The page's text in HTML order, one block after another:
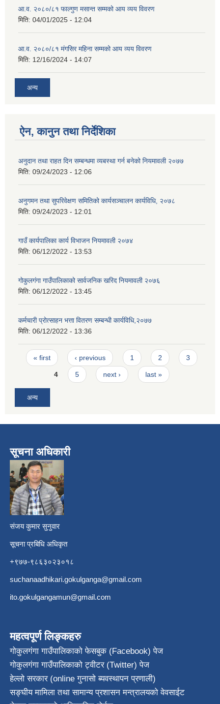
आ.व. २०८०/८१ फाल्गुण मसान्त सम्मको आय व्यय विवरण
मिति: 04/01/2025 - 12:04
आ.व. २०८०/८१ मंगसिर महिना सम्मको आय व्यय विवरण
मिति: 12/16/2024 - 14:07
अन्य
ऐन, कानुन तथा निर्देशिका
अनुदान तथा राहत दिन सम्बन्धमा व्यबस्था गर्न बनेको नियमावली २०७७
मिति: 09/24/2023 - 12:06
अनुगमन तथा सुपरिवेक्षण समितिको कार्यसञ्चालन कार्यविधि, २०७८
मिति: 09/24/2023 - 12:01
गाउँ कार्यपालिका कार्य विभाजन नियमावली २०७४
मिति: 06/12/2022 - 13:53
गोकुलगंगा गाउँपालिकाको सार्वजनिक खरिद नियमावली २०७६
मिति: 06/12/2022 - 13:45
कर्मचारी प्रोत्साहन भत्ता वितरण सम्बन्धी कार्यविधि,२०७७
मिति: 06/12/2022 - 13:36
Pages
« first ‹ previous 1 2 3
4 5 next › last »
अन्य
सूचना अधिकारी
संजय कुमार सुनुवार
सूचना प्रबिधि अधिकृत
+९७७-९८६३०२३०१८
suchanaadhikari.gokulganga@gmail.com
ito.gokulgangamun@gmail.com
महत्वपूर्ण लिङ्कहरु
गोकुलगंगा गाउँपालिकाको फेसबुक (Facebook) पेज
गोकुलगंगा गाउँपालिकाको ट्वीटर (Twitter) पेज
हेल्लो सरकार (online गुनासो ब्यवस्थापन प्रणाली)
सङ्घीय मामिला तथा सामान्य प्रशासन मन्त्रालयको वेवसाईट